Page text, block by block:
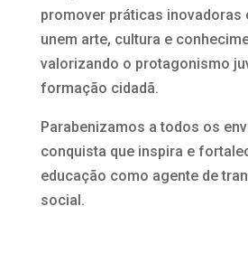
promover práticas inovadoras
unem arte, cultura e
valorizando o protagonismo
formação cidadã.
Parabenizamos a todos os
conquista que inspira e
educação como agente de
social.